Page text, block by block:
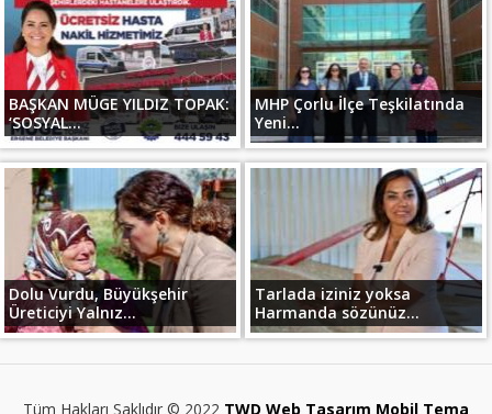
BAŞKAN MÜGE YILDIZ TOPAK:
‘SOSYAL...
MHP Çorlu İlçe Teşkilatında
Yeni...
Dolu Vurdu, Büyükşehir
Üreticiyi Yalnız...
Tarlada iziniz yoksa
Harmanda sözünüz...
Tüm Hakları Saklıdır © 2022 TWD Web Tasarım Mobil Tema